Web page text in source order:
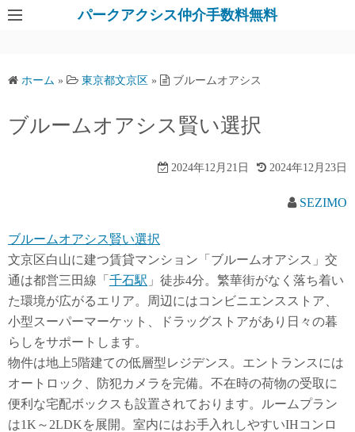
パークアクシス仲介手数料無料
ホーム » 東京都文京区 » ブルームオアシス
ブルームオアシス賢い選択
2024年12月21日 2024年12月23日
SEZIMO
ブルームオアシス賢い選択
文京区白山に建つ賃貸マンション「ブルームオアシス」交
通は都営三田線「 千石駅 」徒歩4分。繁華街がなく落ち着い
た環境が広がるエリア。周辺にはコンビニエンスストア、
小型スーパーマーケット、ドラッグストアがあり日々の暮
らしをサポートします。
物件は地上5階建ての低層型レジデンス。エントランスには
オートロック、防犯カメラを完備。不在時の荷物の受取に
便利な宅配ボックスも設置されております。ルームプラン
は1K～2LDKを展開。室内にはお手入れしやすいIHコンロ